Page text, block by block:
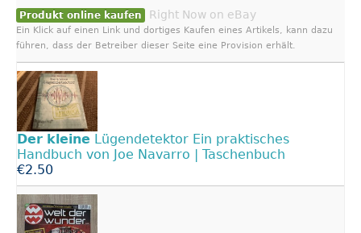
Produkt online kaufen Right Now on eBay
Ein Klick auf einen Link und dortiges Kaufen eines Artikels, kann dazu
führen, dass der Betreiber dieser Seite eine Provision erhält.
Der kleine Lügendetektor Ein praktisches
Handbuch von Joe Navarro | Taschenbuch
€2.50